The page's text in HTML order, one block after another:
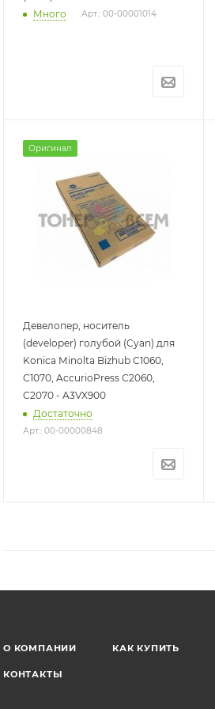
Много
Арт.: 00-00001014
Оригинал
Девелопер, носитель
(developer) голубой (Cyan) для
Konica Minolta Bizhub C1060,
C1070, AccurioPress C2060,
C2070 - A3VX900
Достаточно
Арт.: 00-00000848
О КОМПАНИИ КАК КУПИТЬ
КОНТАКТЫ